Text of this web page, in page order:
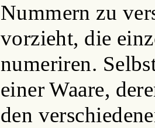
Nummern zu
vorzieht, die
numeriren.
einer Waare,
den